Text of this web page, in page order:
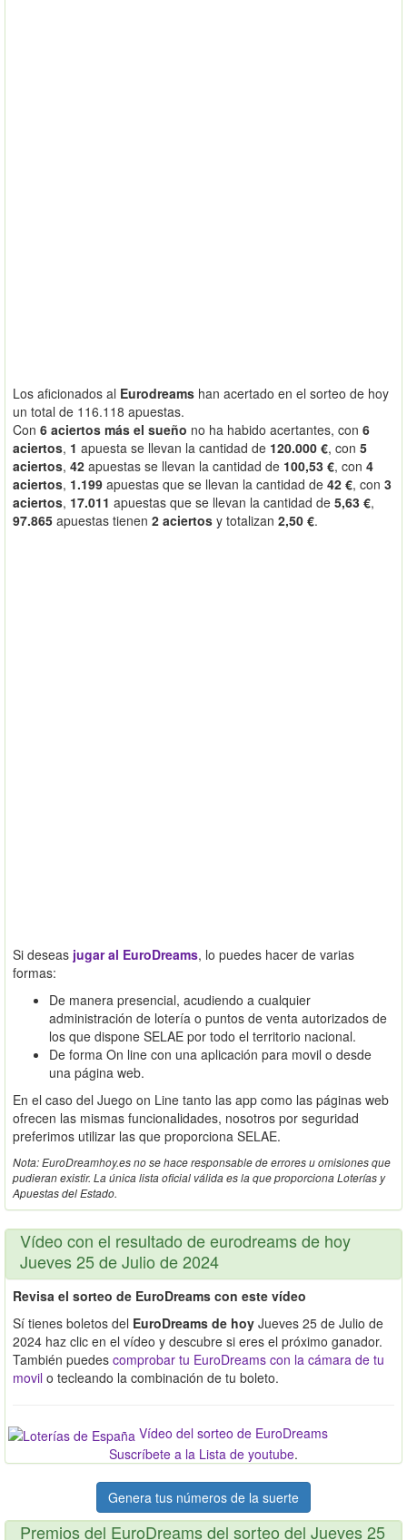
Los aficionados al Eurodreams han acertado en el sorteo de hoy
un total de 116.118 apuestas.
Con 6 aciertos más el sueño no ha habido acertantes, con 6
aciertos, 1 apuesta se llevan la cantidad de 120.000 €, con 5
aciertos, 42 apuestas se llevan la cantidad de 100,53 €, con 4
aciertos, 1.199 apuestas que se llevan la cantidad de 42 €, con 3
aciertos, 17.011 apuestas que se llevan la cantidad de 5,63 €,
97.865 apuestas tienen 2 aciertos y totalizan 2,50 €.
Si deseas jugar al EuroDreams, lo puedes hacer de varias
formas:
De manera presencial, acudiendo a cualquier
administración de lotería o puntos de venta autorizados de
los que dispone SELAE por todo el territorio nacional.
De forma On line con una aplicación para movil o desde
una página web.
En el caso del Juego on Line tanto las app como las páginas web
ofrecen las mismas funcionalidades, nosotros por seguridad
preferimos utilizar las que proporciona SELAE.
Nota: EuroDreamhoy.es no se hace responsable de errores u omisiones que
pudieran existir. La única lista oficial válida es la que proporciona Loterías y
Apuestas del Estado.
Vídeo con el resultado de eurodreams de hoy
Jueves 25 de Julio de 2024
Revisa el sorteo de EuroDreams con este vídeo
Sí tienes boletos del EuroDreams de hoy Jueves 25 de Julio de
2024 haz clic en el vídeo y descubre si eres el próximo ganador.
También puedes comprobar tu EuroDreams con la cámara de tu
movil o tecleando la combinación de tu boleto.
Vídeo del sorteo de EuroDreams
Suscríbete a la Lista de youtube.
Genera tus números de la suerte
Premios del EuroDreams del sorteo del Jueves 25